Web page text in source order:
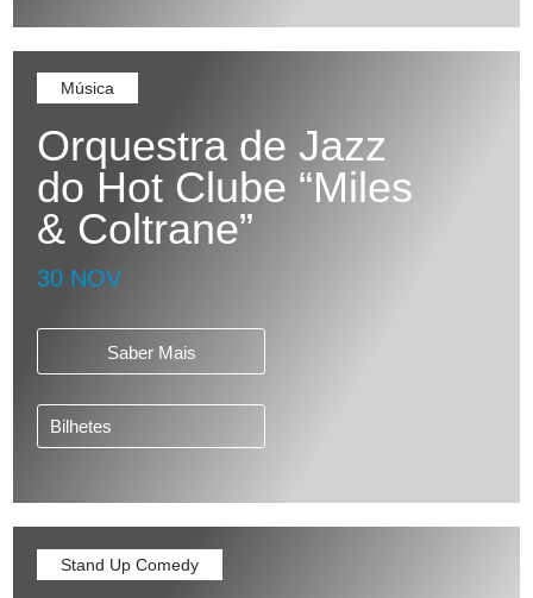
Música
Orquestra de Jazz
do Hot Clube “Miles
& Coltrane”
30 NOV
Saber Mais
Bilhetes
Stand Up Comedy